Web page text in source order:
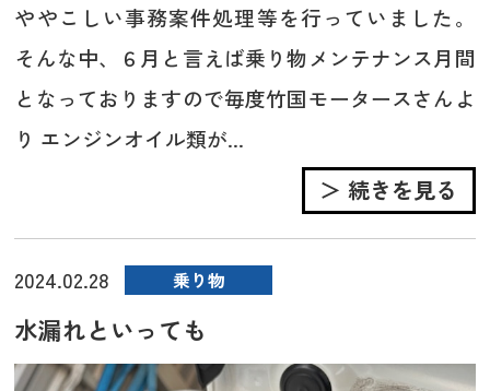
ややこしい事務案件処理等を行っていました。
そんな中、６月と言えば乗り物メンテナンス月間
となっておりますので毎度竹国モータースさんよ
り エンジンオイル類が...
＞ 続きを見る
2024.02.28 乗り物
水漏れといっても